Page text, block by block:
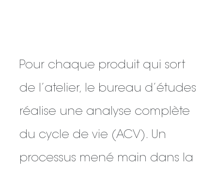
Pour chaque produit qui sort
de l’atelier, le bureau d’études
réalise une analyse complète
du cycle de vie (ACV). Un
processus mené main dans la